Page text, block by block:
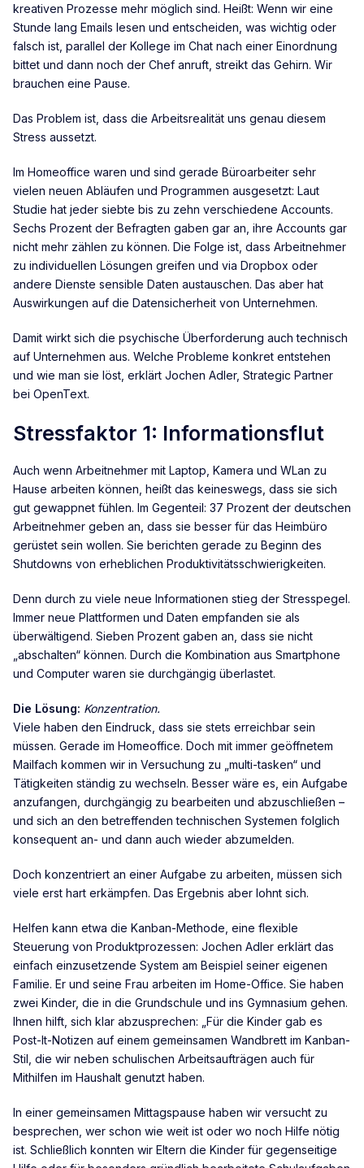
kreativen Prozesse mehr möglich sind. Heißt: Wenn wir eine
Stunde lang Emails lesen und entscheiden, was wichtig oder
falsch ist, parallel der Kollege im Chat nach einer Einordnung
bittet und dann noch der Chef anruft, streikt das Gehirn. Wir
brauchen eine Pause.
Das Problem ist, dass die Arbeitsrealität uns genau diesem
Stress aussetzt.
Im Homeoffice waren und sind gerade Büroarbeiter sehr
vielen neuen Abläufen und Programmen ausgesetzt: Laut
Studie hat jeder siebte bis zu zehn verschiedene Accounts.
Sechs Prozent der Befragten gaben gar an, ihre Accounts gar
nicht mehr zählen zu können. Die Folge ist, dass Arbeitnehmer
zu individuellen Lösungen greifen und via Dropbox oder
andere Dienste sensible Daten austauschen. Das aber hat
Auswirkungen auf die Datensicherheit von Unternehmen.
Damit wirkt sich die psychische Überforderung auch technisch
auf Unternehmen aus. Welche Probleme konkret entstehen
und wie man sie löst, erklärt Jochen Adler, Strategic Partner
bei OpenText.
Stressfaktor 1: Informationsflut
Auch wenn Arbeitnehmer mit Laptop, Kamera und WLan zu
Hause arbeiten können, heißt das keineswegs, dass sie sich
gut gewappnet fühlen. Im Gegenteil: 37 Prozent der deutschen
Arbeitnehmer geben an, dass sie besser für das Heimbüro
gerüstet sein wollen. Sie berichten gerade zu Beginn des
Shutdowns von erheblichen Produktivitätsschwierigkeiten.
Denn durch zu viele neue Informationen stieg der Stresspegel.
Immer neue Plattformen und Daten empfanden sie als
überwältigend. Sieben Prozent gaben an, dass sie nicht
„abschalten“ können. Durch die Kombination aus Smartphone
und Computer waren sie durchgängig überlastet.
Die Lösung: Konzentration.
Viele haben den Eindruck, dass sie stets erreichbar sein
müssen. Gerade im Homeoffice. Doch mit immer geöffnetem
Mailfach kommen wir in Versuchung zu „multi-tasken“ und
Tätigkeiten ständig zu wechseln. Besser wäre es, ein Aufgabe
anzufangen, durchgängig zu bearbeiten und abzuschließen –
und sich an den betreffenden technischen Systemen folglich
konsequent an- und dann auch wieder abzumelden.
Doch konzentriert an einer Aufgabe zu arbeiten, müssen sich
viele erst hart erkämpfen. Das Ergebnis aber lohnt sich.
Helfen kann etwa die Kanban-Methode, eine flexible
Steuerung von Produktprozessen: Jochen Adler erklärt das
einfach einzusetzende System am Beispiel seiner eigenen
Familie. Er und seine Frau arbeiten im Home-Office. Sie haben
zwei Kinder, die in die Grundschule und ins Gymnasium gehen.
Ihnen hilft, sich klar abzusprechen: „Für die Kinder gab es
Post-It-Notizen auf einem gemeinsamen Wandbrett im Kanban-
Stil, die wir neben schulischen Arbeitsaufträgen auch für
Mithilfen im Haushalt genutzt haben.
In einer gemeinsamen Mittagspause haben wir versucht zu
besprechen, wer schon wie weit ist oder wo noch Hilfe nötig
ist. Schließlich konnten wir Eltern die Kinder für gegenseitige